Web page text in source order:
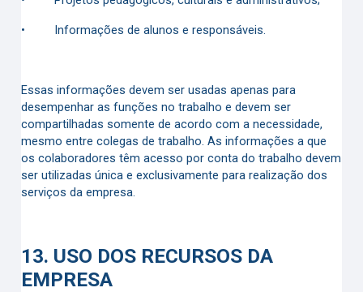
• Informações de alunos e responsáveis.
Essas informações devem ser usadas apenas para
desempenhar as funções no trabalho e devem ser
compartilhadas somente de acordo com a necessidade,
mesmo entre colegas de trabalho. As informações a que
os colaboradores têm acesso por conta do trabalho devem
ser utilizadas única e exclusivamente para realização dos
serviços da empresa.
13. USO DOS RECURSOS DA
EMPRESA